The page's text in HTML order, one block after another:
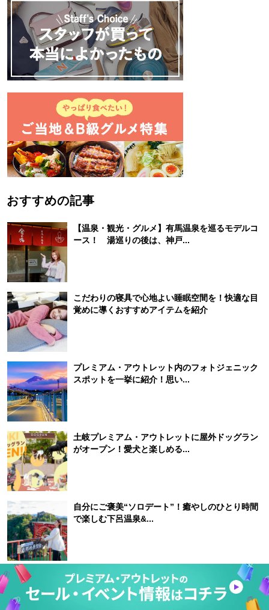
おすすめの記事
【温泉・観光・グルメ】有馬温泉を巡るモデルコ
ース！ 湯巡りの後は、神戸...
こだわりの寝具で心地よい睡眠空間を！快適な目
覚めに導くおすすめアイテムを紹介
プレミアム・アウトレット内のフォトジェニック
スポットを一挙に紹介！思い...
土岐プレミアム・アウトレットに屋外ドッグラン
がオープン！愛犬と楽しめる...
自分にご褒美“ソロデート”！癒やしのひとり時間
で楽しむ下呂温泉&...
週間 RANKING